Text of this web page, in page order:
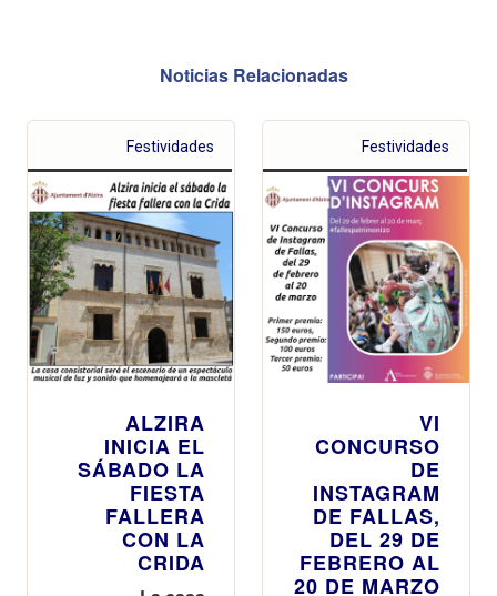
Noticias Relacionadas
Festividades
ALZIRA
INICIA EL
SÁBADO LA
FIESTA
FALLERA
CON LA
CRIDA
Festividades
VI
CONCURSO
DE
INSTAGRAM
DE FALLAS,
DEL 29 DE
FEBRERO AL
20 DE MARZO